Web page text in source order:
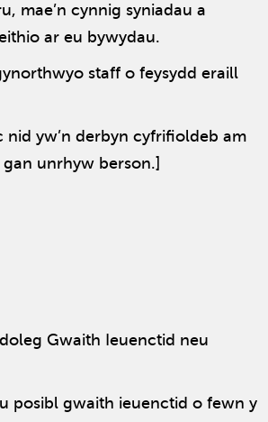
mae’n cynnig syniadau a
ar eu bywydau.
staff o feysydd eraill
nid yw’n derbyn cyfrifioldeb am
unrhyw berson.]
Gwaith Ieuenctid neu
posibl gwaith ieuenctid o fewn y